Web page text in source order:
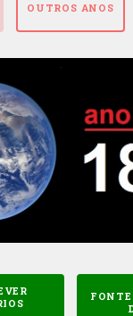
OUTROS ANOS